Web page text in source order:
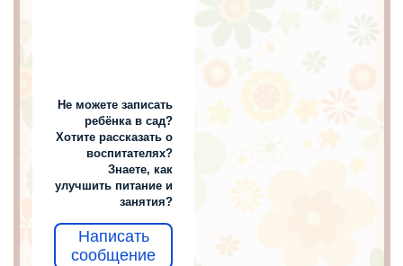
Не можете записать
ребёнка в сад?
Хотите рассказать о
воспитателях?
Знаете, как
улучшить питание и
занятия?
Написать
сообщение